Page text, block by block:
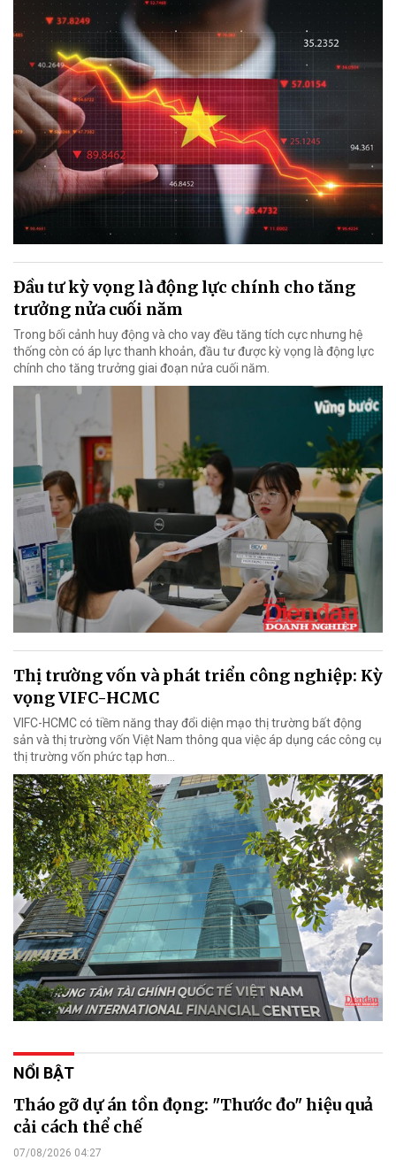
Đầu tư kỳ vọng là động lực chính cho tăng
trưởng nửa cuối năm
Trong bối cảnh huy động và cho vay đều tăng tích cực nhưng hệ
thống còn có áp lực thanh khoản, đầu tư được kỳ vọng là động lực
chính cho tăng trưởng giai đoạn nửa cuối năm.
Thị trường vốn và phát triển công nghiệp: Kỳ
vọng VIFC-HCMC
VIFC-HCMC có tiềm năng thay đổi diện mạo thị trường bất động
sản và thị trường vốn Việt Nam thông qua việc áp dụng các công cụ
thị trường vốn phức tạp hơn...
NỔI BẬT
Tháo gỡ dự án tồn đọng: "Thước đo" hiệu quả
cải cách thể chế
07/08/2026 04:27